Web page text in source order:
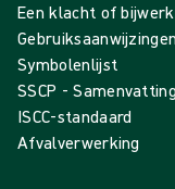
Een klacht of
Gebruiksaanwijzingen
Symbolenlijst
SSCP -
ISCC-standaard
Afvalverwerking